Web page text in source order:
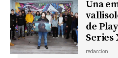
Una
de
Series
redaccion